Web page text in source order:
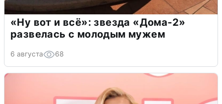
«Ну вот и всё»: звезда «Дома-2»
развелась с молодым мужем
6 августа 68